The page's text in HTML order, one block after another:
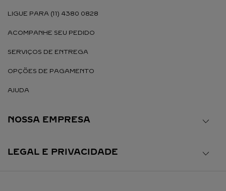
LIGUE PARA (11) 4380 0828
ACOMPANHE SEU PEDIDO
SERVIÇOS DE ENTREGA
OPÇÕES DE PAGAMENTO
AJUDA
NOSSA EMPRESA
LEGAL E PRIVACIDADE